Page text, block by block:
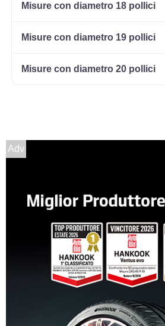
Misure con diametro 18 pollici
Misure con diametro 19 pollici
Misure con diametro 20 pollici
Adv